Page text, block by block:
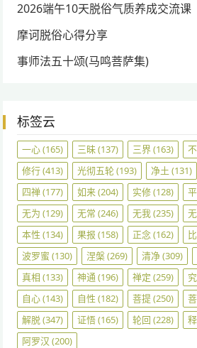
2026端午10天脱俗气质养成交流课
摩诃脱俗心得分享
事师法五十颂(马鸣菩萨集)
标签云
一心(165) 三昧(137) 三界(163)
修行(413) 光彻五轮(193) 净土 (131)
四禅(177) 如来(204) 实修(128)
无为 (129) 无常 (246) 无我(235)
本性 (134) 果报 (158) 正念(162)
波罗蜜 (130) 涅槃(269) 清净(309)
真相 (133) 神通 (196) 禅定 (259)
自心(143) 自性 (182) 菩提(250)
解脱(347) 证悟(165) 轮回 (228)
阿罗汉 (200)